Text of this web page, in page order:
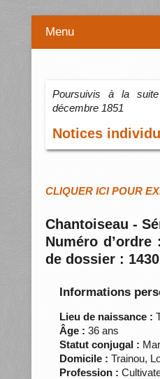
Menu
Poursuivis à la
décembre 1851
Notices
CLIQUER ICI POUR
Chantoiseau -
Numéro
de dossier : 1430
Informations
Lieu de naissance :
Âge : 36 ans
Statut conjugal :
Domicile : Trainou,
Profession :